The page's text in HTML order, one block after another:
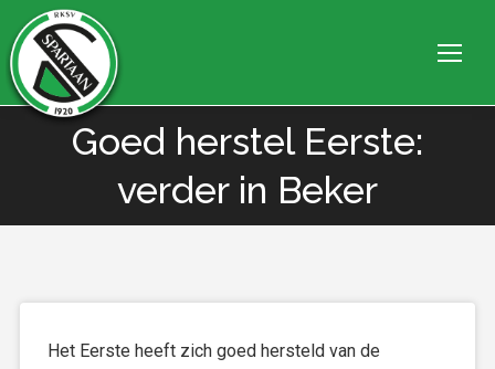
Goed herstel Eerste:
verder in Beker
Het Eerste heeft zich goed hersteld van de